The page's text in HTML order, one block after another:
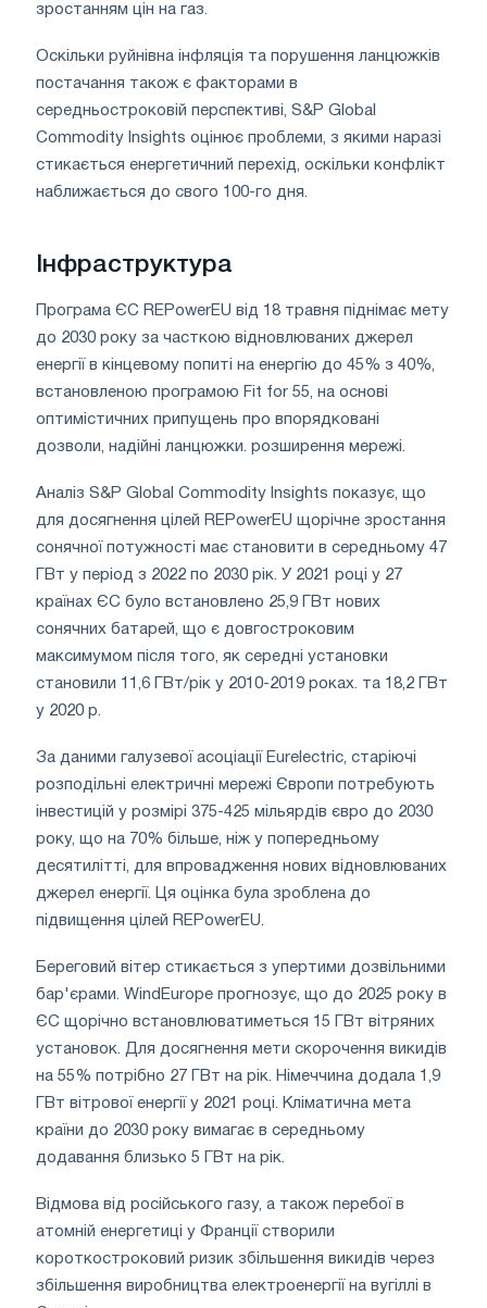
зростанням цін на газ.
Оскільки руйнівна інфляція та порушення ланцюжків
постачання також є факторами в
середньостроковій перспективі, S&P Global
Commodity Insights оцінює проблеми, з якими наразі
стикається енергетичний перехід, оскільки конфлікт
наближається до свого 100-го дня.
Інфраструктура
Програма ЄС REPowerEU від 18 травня піднімає мету
до 2030 року за часткою відновлюваних джерел
енергії в кінцевому попиті на енергію до 45% з 40%,
встановленою програмою Fit for 55, на основі
оптимістичних припущень про впорядковані
дозволи, надійні ланцюжки. розширення мережі.
Аналіз S&P Global Commodity Insights показує, що
для досягнення цілей REPowerEU щорічне зростання
сонячної потужності має становити в середньому 47
ГВт у період з 2022 по 2030 рік. У 2021 році у 27
країнах ЄС було встановлено 25,9 ГВт нових
сонячних батарей, що є довгостроковим
максимумом після того, як середні установки
становили 11,6 ГВт/рік у 2010-2019 роках. та 18,2 ГВт
у 2020 р.
За даними галузевої асоціації Eurelectric, старіючі
розподільні електричні мережі Європи потребують
інвестицій у розмірі 375-425 мільярдів євро до 2030
року, що на 70% більше, ніж у попередньому
десятилітті, для впровадження нових відновлюваних
джерел енергії. Ця оцінка була зроблена до
підвищення цілей REPowerEU.
Береговий вітер стикається з упертими дозвільними
бар'єрами. WindEurope прогнозує, що до 2025 року в
ЄС щорічно встановлюватиметься 15 ГВт вітряних
установок. Для досягнення мети скорочення викидів
на 55% потрібно 27 ГВт на рік. Німеччина додала 1,9
ГВт вітрової енергії у 2021 році. Кліматична мета
країни до 2030 року вимагає в середньому
додавання близько 5 ГВт на рік.
Відмова від російського газу, а також перебої в
атомній енергетиці у Франції створили
короткостроковий ризик збільшення викидів через
збільшення виробництва електроенергії на вугіллі в